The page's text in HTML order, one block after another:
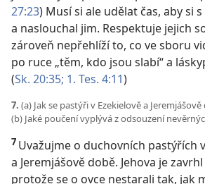
27:23) Musí si ale udělat čas, aby si
a naslouchal jim. Respektuje jejich
zároveň nepřehlíží to, co ve sboru
po ruce „těm, kdo jsou slabí“ a
(Sk. 20:35; 1. Tes. 4:11)
7. (a) Jak se pastýři v Ezekielově a
(b) Jaké poučení vyplývá z odsouzení
7 Uvažujme o duchovních pastýřích
a Jeremjášově době. Jehova je
protože se o ovce nestarali tak, jak